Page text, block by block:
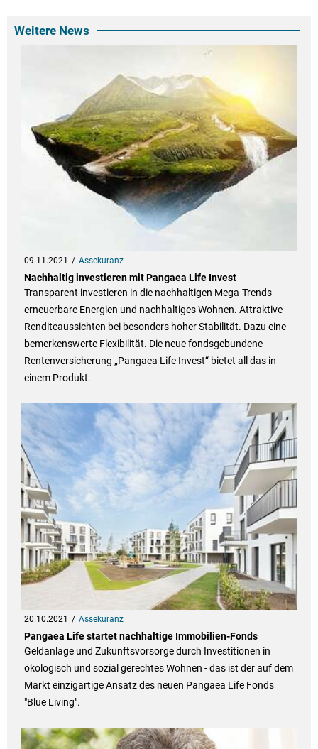
Weitere News
09.11.2021 Assekuranz
Nachhaltig investieren mit Pangaea Life Invest
Transparent investieren in die nachhaltigen Mega-Trends
erneuerbare Energien und nachhaltiges Wohnen. Attraktive
Renditeaussichten bei besonders hoher Stabilität. Dazu eine
bemerkenswerte Flexibilität. Die neue fondsgebundene
Rentenversicherung „Pangaea Life Invest“ bietet all das in
einem Produkt.
20.10.2021 Assekuranz
Pangaea Life startet nachhaltige Immobilien-Fonds
Geldanlage und Zukunftsvorsorge durch Investitionen in
ökologisch und sozial gerechtes Wohnen - das ist der auf dem
Markt einzigartige Ansatz des neuen Pangaea Life Fonds
"Blue Living".